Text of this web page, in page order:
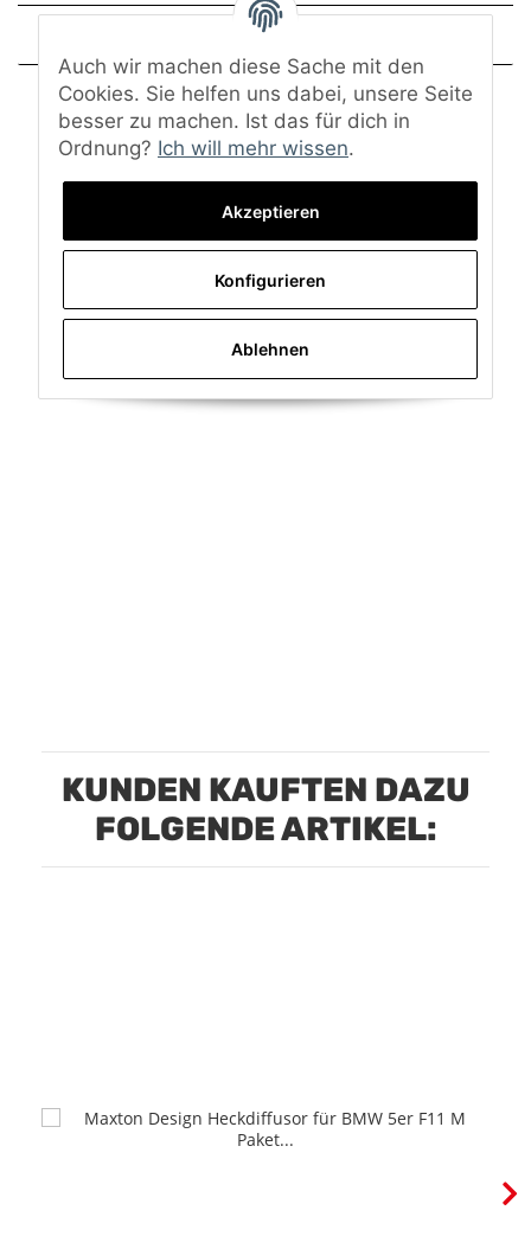
KUNDEN KAUFTEN DAZU
FOLGENDE ARTIKEL:
Auch wir machen diese Sache mit den
Cookies. Sie helfen uns dabei, unsere Seite
besser zu machen. Ist das für dich in
Ordnung? Ich will mehr wissen.
Akzeptieren
Konfigurieren
Ablehnen